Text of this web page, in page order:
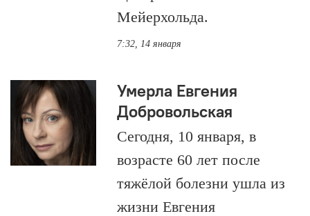
Мейерхольда.
7:32, 14 января
Умерла Евгения
Добровольская
Сегодня, 10 января, в
возрасте 60 лет после
тяжёлой болезни ушла из
жизни Евгения